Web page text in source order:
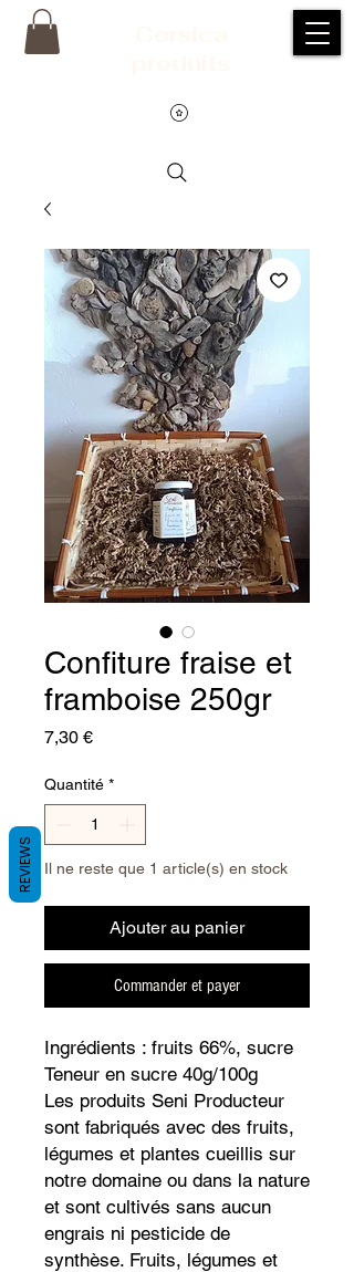
Confiture fraise et
framboise 250gr
7,30 €Prix
Quantité *
Il ne reste que 1 article(s) en stock
Ajouter au panier
Commander et payer
Ingrédients : fruits 66%, sucre
Teneur en sucre 40g/100g
Les produits Seni Producteur
sont fabriqués avec des fruits,
légumes et plantes cueillis sur
notre domaine ou dans la nature
et sont cultivés sans aucun
engrais ni pesticide de
synthèse. Fruits, légumes et
REVIEWS